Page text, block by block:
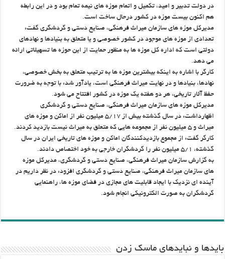
در دولت تدبیر و امید، تکمیل و اتمام موزه های نیمه تمام بود و در این رابطه
هم اکنون بیست موزه در کشور درحال ساخت است.
مدیرکل موزه های سازمان میراث فرهنگی، صنایع دستی و گردشگری گفت:
تعدادی از موزه های موجود در کشور خصوصی و یا متعلق به بنیادها و نهادهای
دولتی است که اداره کل موزه ها به منظور حمایت از این حوزه ها تسهیلاتی ارائه
می دهد.
کارگر با اشاره به اینکه بیشترین موزه ها به ترتیب متعلق به بخش خصوصی،
نهادها، بنیادها و در نهایت میراث فرهنگی است، یادآور شد: با توجه به ضرورت
حفظ آثار تاریخی، هر دو هفته یک موزه در کشور افتتاح می شود.
مدیرکل موزه های سازمان میراث فرهنگی، صنایع دستی و گردشگری
اظهارداشت: در سال گذشته بیش از ۵/۱۷ میلیون نفر از اماکن و موزه های
میراث و ۵ میلیون نفر از مجموعه هایی که متعلق به میراث نیست بازدید کردند.
کارگر گفت: از مجموع بازدیدکنندگان اماکن و موزه های تاریخی ایران در سال
گذشته، ۵/۱ میلیون نفر را گردشگران خارجی به خود اختصاص دادند.
به گزارش سازمان میراث فرهنگی، صنایع دستی و گردشگری، مدیرکل موزه
های سازمان میراث فرهنگی، صنایع دستی و گردشگری افزود: در نظر داریم در
آینده ای نزدیک با ایجاد قابلیت های مجازی در فضای موزه ها، راهنمایی
گردشگران به صورت الکترونیکی انجام شود.
باید‌ها و نبایدهای ماسک زدن